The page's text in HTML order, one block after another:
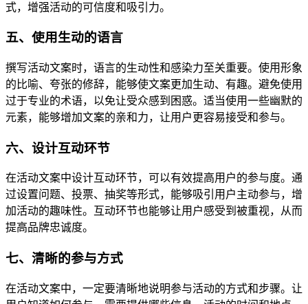
式，增强活动的可信度和吸引力。
五、使用生动的语言
撰写活动文案时，语言的生动性和感染力至关重要。使用形象
的比喻、夸张的修辞，能够使文案更加生动、有趣。避免使用
过于专业的术语，以免让受众感到困惑。适当使用一些幽默的
元素，能够增加文案的亲和力，让用户更容易接受和参与。
六、设计互动环节
在活动文案中设计互动环节，可以有效提高用户的参与度。通
过设置问题、投票、抽奖等形式，能够吸引用户主动参与，增
加活动的趣味性。互动环节也能够让用户感受到被重视，从而
提高品牌忠诚度。
七、清晰的参与方式
在活动文案中，一定要清晰地说明参与活动的方式和步骤。让